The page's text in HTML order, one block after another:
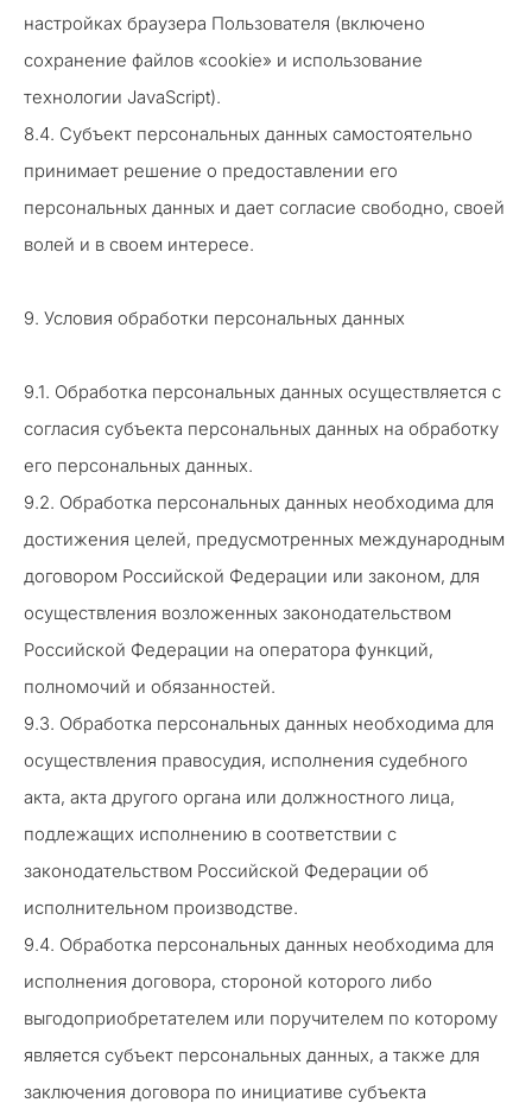
настройках браузера Пользователя (включено
сохранение файлов «cookie» и использование
технологии JavaScript).
8.4. Субъект персональных данных самостоятельно
принимает решение о предоставлении его
персональных данных и дает согласие свободно, своей
волей и в своем интересе.
9. Условия обработки персональных данных
9.1. Обработка персональных данных осуществляется с
согласия субъекта персональных данных на обработку
его персональных данных.
9.2. Обработка персональных данных необходима для
достижения целей, предусмотренных международным
договором Российской Федерации или законом, для
осуществления возложенных законодательством
Российской Федерации на оператора функций,
полномочий и обязанностей.
9.3. Обработка персональных данных необходима для
осуществления правосудия, исполнения судебного
акта, акта другого органа или должностного лица,
подлежащих исполнению в соответствии с
законодательством Российской Федерации об
исполнительном производстве.
9.4. Обработка персональных данных необходима для
исполнения договора, стороной которого либо
выгодоприобретателем или поручителем по которому
является субъект персональных данных, а также для
заключения договора по инициативе субъекта